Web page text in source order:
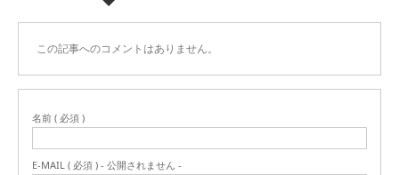
この記事へのコメントはありません。
名前 ( 必須 )
E-MAIL ( 必須 ) - 公開されません -